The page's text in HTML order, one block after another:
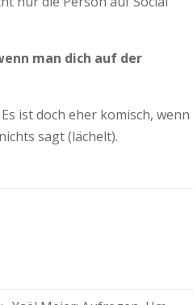
man dich auf der
ist doch eher komisch, wenn
sagt (lächelt).